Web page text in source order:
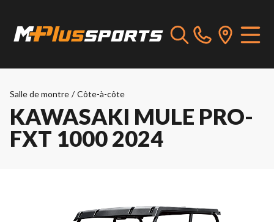
Salle de montre / Côte-à-côte
KAWASAKI MULE PRO-
FXT 1000 2024